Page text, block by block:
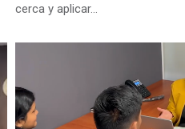
cerca y aplicar…